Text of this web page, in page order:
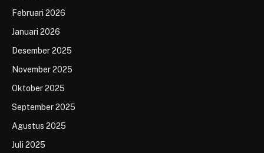
Februari 2026
Januari 2026
Desember 2025
November 2025
Oktober 2025
September 2025
Agustus 2025
Juli 2025